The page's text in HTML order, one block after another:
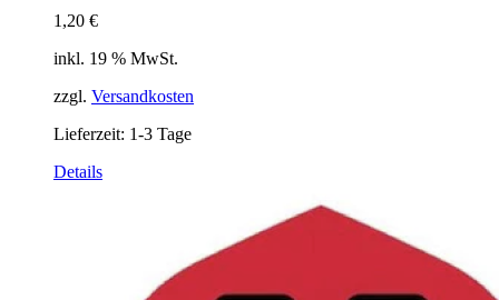
1,20 €
inkl. 19 % MwSt.
zzgl. Versandkosten
Lieferzeit: 1-3 Tage
Details